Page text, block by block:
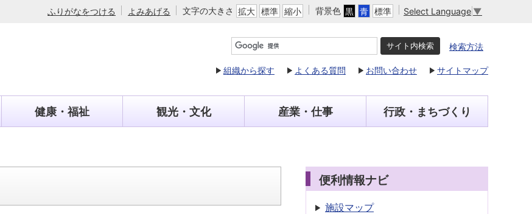
ふりがなをつける よみあげる 文字の大きさ 拡大 標準 縮小 背景色 黒 青 標準 Select Language ▼
検索方法
組織から探す よくある質問 お問い合わせ サイトマップ
健康・福祉 観光・文化 産業・仕事 行政・まちづくり
便利情報ナビ
施設マップ